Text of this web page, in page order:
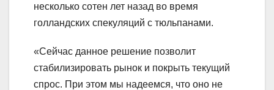
несколько сотен лет назад во время
голландских спекуляций с тюльпанами.
«Сейчас данное решение позволит
стабилизировать рынок и покрыть текущий
спрос. При этом мы надеемся, что оно не